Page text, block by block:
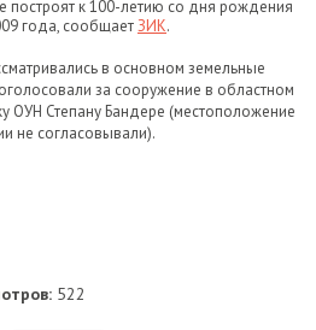
построят к 100-летию со дня рождения
года, сообщаетЗИК.
в основном земельные
за сооружение в областном
ОУН Степану Бандере (местоположение
не согласовывали).
522